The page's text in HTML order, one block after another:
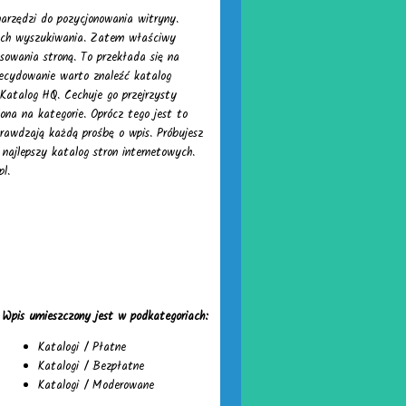
do pozycjonowania witryny.
wyszukiwania. Zatem właściwy
stroną. To przekłada się na
warto znaleźć katalog
HQ. Cechuje go przejrzysty
na kategorie. Oprócz tego jest to
każdą prośbę o wpis. Próbujesz
katalog stron internetowych.
Wpis umieszczony jest w podkategoriach:
Katalogi/Płatne
Katalogi/Bezpłatne
Katalogi/Moderowane